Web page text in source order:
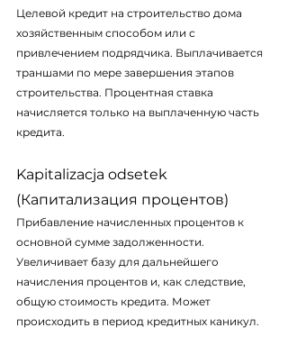
Целевой кредит на строительство дома
хозяйственным способом или с
привлечением подрядчика. Выплачивается
траншами по мере завершения этапов
строительства. Процентная ставка
начисляется только на выплаченную часть
кредита.
Kapitalizacja odsetek
(Капитализация процентов)
Прибавление начисленных процентов к
основной сумме задолженности.
Увеличивает базу для дальнейшего
начисления процентов и, как следствие,
общую стоимость кредита. Может
происходить в период кредитных каникул.